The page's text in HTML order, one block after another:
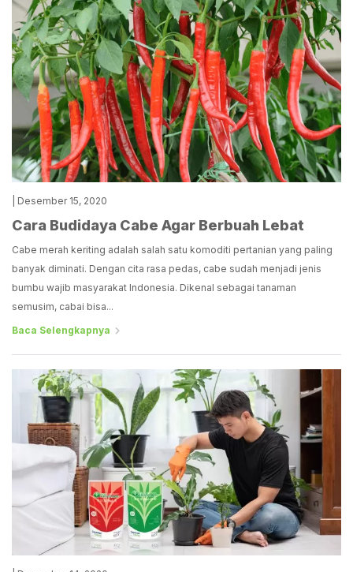
| Desember 15, 2020
Cara Budidaya Cabe Agar Berbuah Lebat
Cabe merah keriting adalah salah satu komoditi pertanian yang paling
banyak diminati. Dengan cita rasa pedas, cabe sudah menjadi jenis
bumbu wajib masyarakat Indonesia. Dikenal sebagai tanaman
semusim, cabai bisa...
Baca Selengkapnya